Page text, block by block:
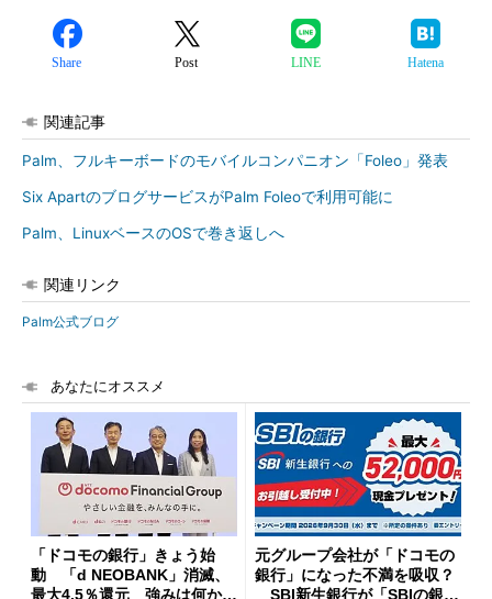
Share Post LINE Hatena
関連記事
Palm、フルキーボードのモバイルコンパニオン「Foleo」発表
Six ApartのブログサービスがPalm Foleoで利用可能に
Palm、LinuxベースのOSで巻き返しへ
関連リンク
Palm公式ブログ
あなたにオススメ
「ドコモの銀行」きょう始
動 「d NEOBANK」消滅、
最大4.5％還元 強みは何か解
元グループ会社が「ドコモの
銀行」になった不満を吸収？
SBI新生銀行が「SBIの銀